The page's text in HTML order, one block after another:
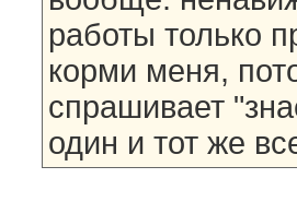
работы только
корми меня,
спрашивает
один и тот же